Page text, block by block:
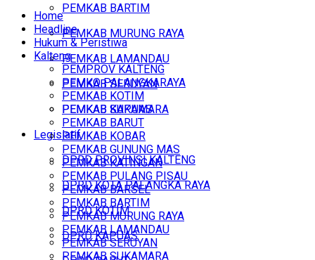
PEMKAB BARTIM
PEMKAB MURUNG RAYA
PEMKAB LAMANDAU
PEMKAB SERUYAN
PEMKAB SUKAMARA
Legislatif
DPRD PROVINSI KALTENG
DPRD KOTA PALANGKA RAYA
DPRD KOTIM
DPRD KAPUAS
Home
Headline
Hukum & Peristiwa
Kalteng
PEMPROV KALTENG
PEMKO PALANGKARAYA
PEMKAB KOTIM
PEMKAB KAPUAS
PEMKAB BARUT
PEMKAB KOBAR
PEMKAB GUNUNG MAS
PEMKAB KATINGAN
PEMKAB PULANG PISAU
PEMKAB BARSEL
PEMKAB BARTIM
PEMKAB MURUNG RAYA
PEMKAB LAMANDAU
PEMKAB SERUYAN
PEMKAB SUKAMARA